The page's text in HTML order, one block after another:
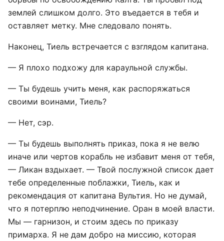
землей слишком долго. Это въедается в тебя и
оставляет метку. Мне следовало понять.
Наконец, Тиель встречается с взглядом капитана.
— Я плохо подхожу для караульной службы.
— Ты будешь учить меня, как распоряжаться
своими воинами, Тиель?
— Нет, сэр.
— Ты будешь выполнять приказ, пока я не велю
иначе или чертов корабль не избавит меня от тебя,
— Ликан вздыхает. — Твой послужной список дает
тебе определенные поблажки, Тиель, как и
рекомендация от капитана Вультия. Но не думай,
что я потерплю неподчинение. Оран в моей власти.
Мы — гарнизон, и стоим здесь по приказу
примарха. Я не дам добро на миссию, которая